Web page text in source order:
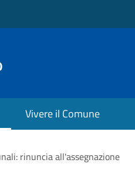
Vivere il Comune
rinuncia all'assegnazione